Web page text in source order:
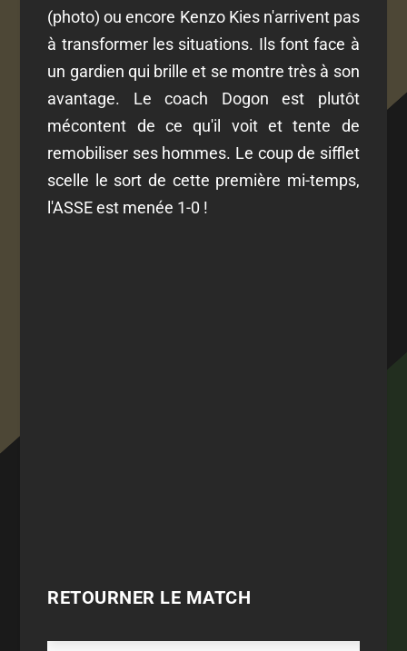
(photo) ou encore Kenzo Kies n'arrivent pas
à transformer les situations. Ils font face à
un gardien qui brille et se montre très à son
avantage. Le coach Dogon est plutôt
mécontent de ce qu'il voit et tente de
remobiliser ses hommes. Le coup de sifflet
scelle le sort de cette première mi-temps,
l'ASSE est menée 1-0 !
RETOURNER LE MATCH